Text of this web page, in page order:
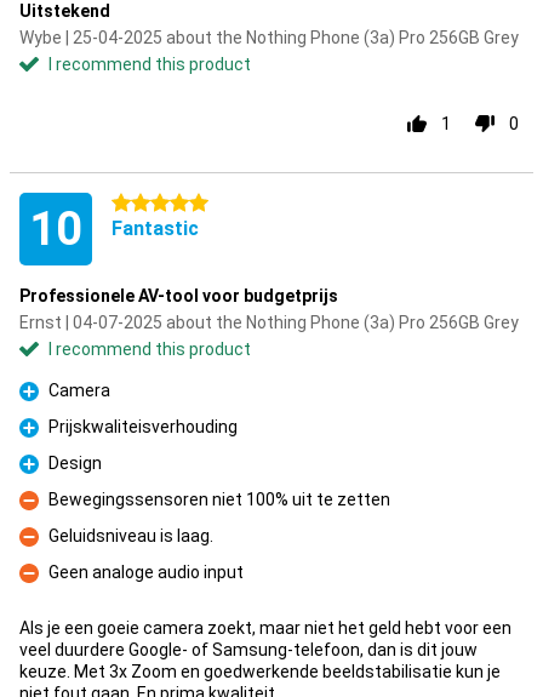
Uitstekend
Wybe | 25-04-2025 about the Nothing Phone (3a) Pro 256GB Grey
I recommend this product
1 0
10 5 stars
Fantastic
Professionele AV-tool voor budgetprijs
Ernst | 04-07-2025 about the Nothing Phone (3a) Pro 256GB Grey
I recommend this product
Pro
Camera
Pro
Prijskwaliteisverhouding
Pro
Design
Con
Bewegingssensoren niet 100% uit te zetten
Con
Geluidsniveau is laag.
Con
Geen analoge audio input
Als je een goeie camera zoekt, maar niet het geld hebt voor een
veel duurdere Google- of Samsung-telefoon, dan is dit jouw
keuze. Met 3x Zoom en goedwerkende beeldstabilisatie kun je